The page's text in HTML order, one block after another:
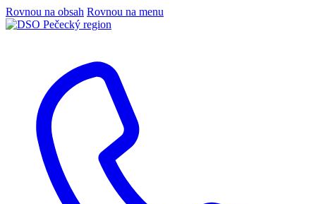
Rovnou na obsah Rovnou na menu